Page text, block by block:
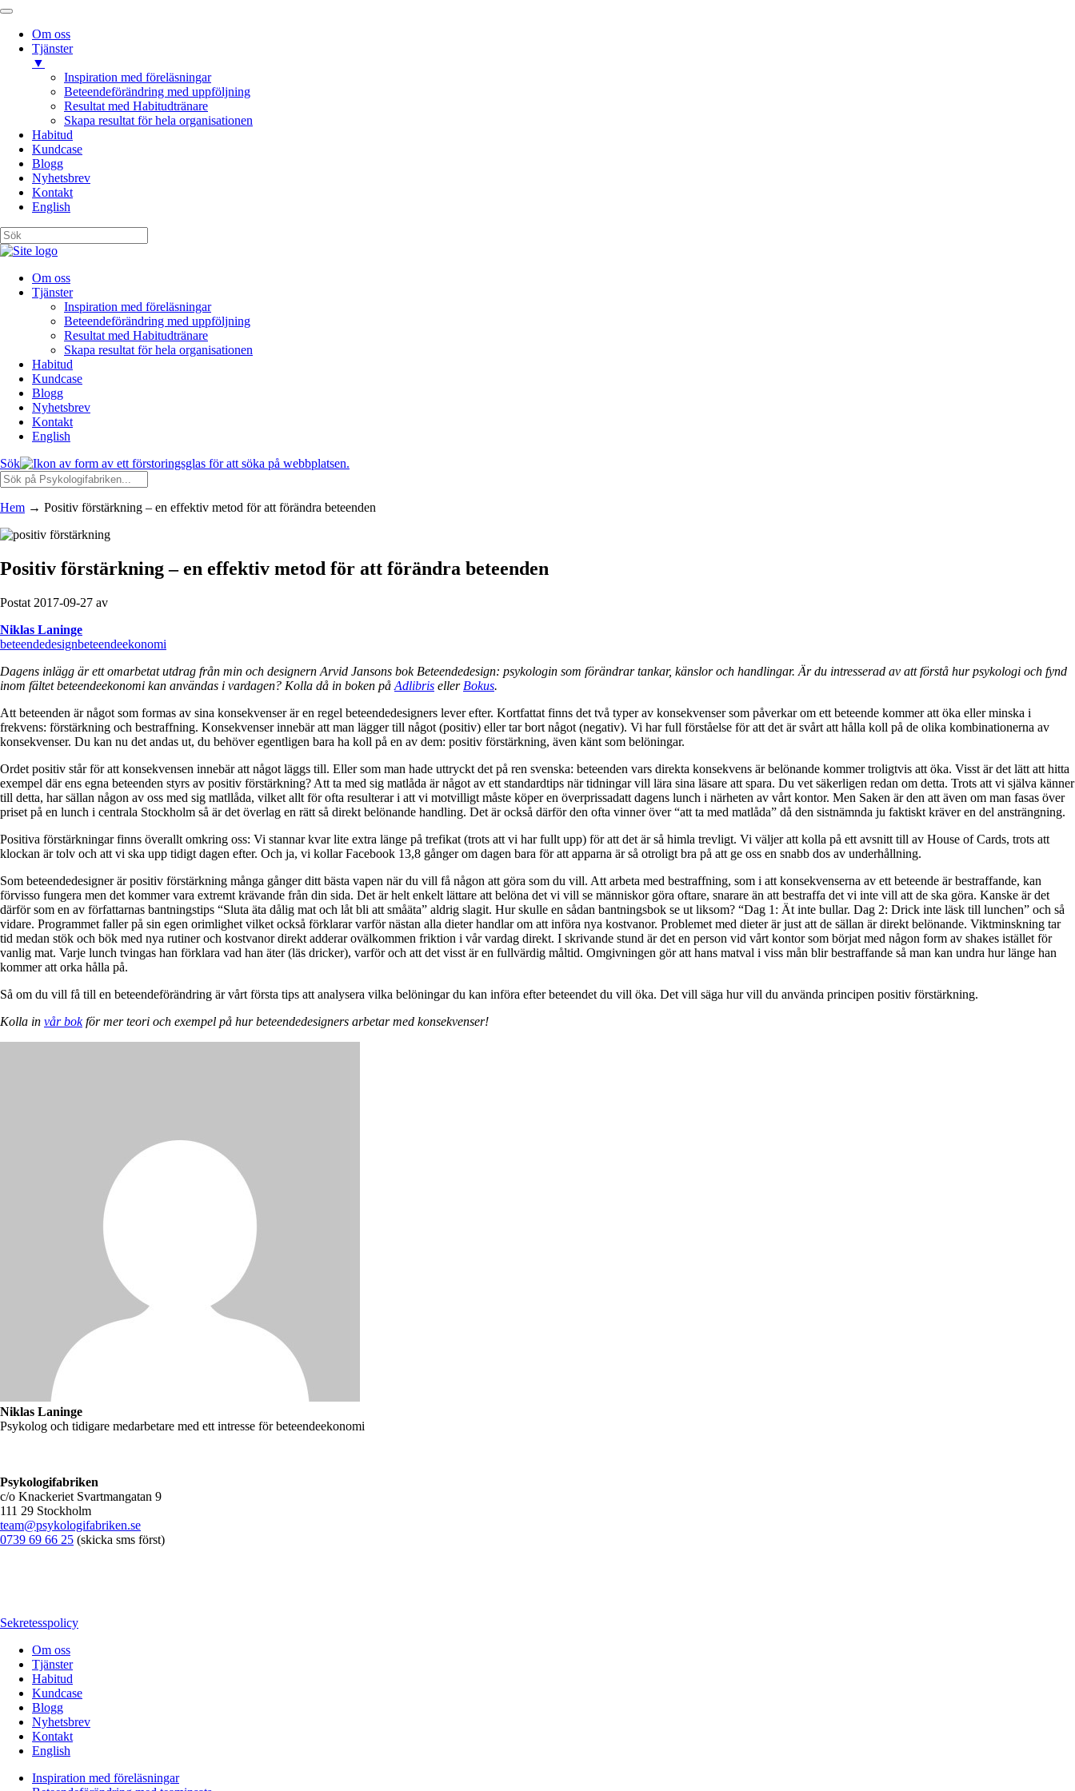
Om oss
Tjänster
▼
Inspiration med föreläsningar
Beteendeförändring med uppföljning
Resultat med Habitudtränare
Skapa resultat för hela organisationen
Habitud
Kundcase
Blogg
Nyhetsbrev
Kontakt
English
Om oss
Tjänster
Inspiration med föreläsningar
Beteendeförändring med uppföljning
Resultat med Habitudtränare
Skapa resultat för hela organisationen
Habitud
Kundcase
Blogg
Nyhetsbrev
Kontakt
English
Sök
Hem → Positiv förstärkning – en effektiv metod för att förändra beteenden
Positiv förstärkning – en effektiv metod för att förändra beteenden
Postat 2017-09-27 av
Niklas Laninge
beteendedesignbeteendeekonomi
Dagens inlägg är ett omarbetat utdrag från min och designern Arvid Jansons bok Beteendedesign: psykologin som förändrar tankar, känslor och handlingar. Är du intresserad av att förstå hur psykologi och fynd
inom fältet beteendeekonomi kan användas i vardagen? Kolla då in boken på Adlibris eller Bokus.
Att beteenden är något som formas av sina konsekvenser är en regel beteendedesigners lever efter. Kortfattat finns det två typer av konsekvenser som påverkar om ett beteende kommer att öka eller minska i
frekvens: förstärkning och bestraffning. Konsekvenser innebär att man lägger till något (positiv) eller tar bort något (negativ). Vi har full förståelse för att det är svårt att hålla koll på de olika kombinationerna av
konsekvenser. Du kan nu det andas ut, du behöver egentligen bara ha koll på en av dem: positiv förstärkning, även känt som belöningar.
Ordet positiv står för att konsekvensen innebär att något läggs till. Eller som man hade uttryckt det på ren svenska: beteenden vars direkta konsekvens är belönande kommer troligtvis att öka. Visst är det lätt att hitta
exempel där ens egna beteenden styrs av positiv förstärkning? Att ta med sig matlåda är något av ett standardtips när tidningar vill lära sina läsare att spara. Du vet säkerligen redan om detta. Trots att vi själva känner
till detta, har sällan någon av oss med sig matllåda, vilket allt för ofta resulterar i att vi motvilligt måste köper en överprissadatt dagens lunch i närheten av vårt kontor. Men Saken är den att även om man fasas över
priset på en lunch i centrala Stockholm så är det överlag en rätt så direkt belönande handling. Det är också därför den ofta vinner över “att ta med matlåda” då den sistnämnda ju faktiskt kräver en del ansträngning.
Positiva förstärkningar finns överallt omkring oss: Vi stannar kvar lite extra länge på trefikat (trots att vi har fullt upp) för att det är så himla trevligt. Vi väljer att kolla på ett avsnitt till av House of Cards, trots att
klockan är tolv och att vi ska upp tidigt dagen efter. Och ja, vi kollar Facebook 13,8 gånger om dagen bara för att apparna är så otroligt bra på att ge oss en snabb dos av underhållning.
Som beteendedesigner är positiv förstärkning många gånger ditt bästa vapen när du vill få någon att göra som du vill. Att arbeta med bestraffning, som i att konsekvenserna av ett beteende är bestraffande, kan
förvisso fungera men det kommer vara extremt krävande från din sida. Det är helt enkelt lättare att belöna det vi vill se människor göra oftare, snarare än att bestraffa det vi inte vill att de ska göra. Kanske är det
därför som en av författarnas bantningstips “Sluta äta dålig mat och låt bli att småäta” aldrig slagit. Hur skulle en sådan bantningsbok se ut liksom? “Dag 1: Ät inte bullar. Dag 2: Drick inte läsk till lunchen” och så
vidare. Programmet faller på sin egen orimlighet vilket också förklarar varför nästan alla dieter handlar om att införa nya kostvanor. Problemet med dieter är just att de sällan är direkt belönande. Viktminskning tar
tid medan stök och bök med nya rutiner och kostvanor direkt adderar ovälkommen friktion i vår vardag direkt. I skrivande stund är det en person vid vårt kontor som börjat med någon form av shakes istället för
vanlig mat. Varje lunch tvingas han förklara vad han äter (läs dricker), varför och att det visst är en fullvärdig måltid. Omgivningen gör att hans matval i viss mån blir bestraffande så man kan undra hur länge han
kommer att orka hålla på.
Så om du vill få till en beteendeförändring är vårt första tips att analysera vilka belöningar du kan införa efter beteendet du vill öka. Det vill säga hur vill du använda principen positiv förstärkning.
Kolla in vår bokför mer teori och exempel på hur beteendedesigners arbetar med konsekvenser!
Niklas Laninge
Psykolog och tidigare medarbetare med ett intresse för beteendeekonomi
Psykologifabriken
c/o Knackeriet Svartmangatan 9
111 29 Stockholm
team@psykologifabriken.se
0739 69 66 25 (skicka sms först)
Sekretesspolicy
Om oss
Tjänster
Habitud
Kundcase
Blogg
Nyhetsbrev
Kontakt
English
Inspiration med föreläsningar